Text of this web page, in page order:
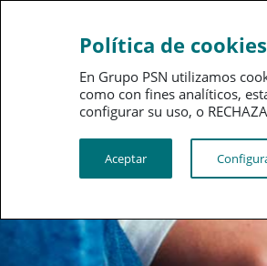
PSN PIAS
Haz crecer tu
Política de cookies
En Grupo PSN utilizamos
como con fines analíticos,
configurar su uso, o
Aceptar